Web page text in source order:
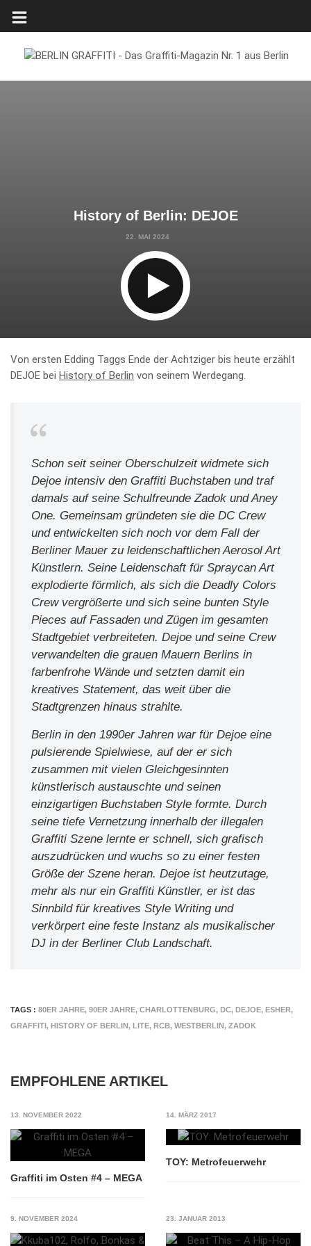
History of Berlin: DEJOE
22. MAI 2024
Von ersten Edding Taggs Ende der Achtziger bis heute erzählt
DEJOE bei History of Berlin von seinem Werdegang.
Schon seit seiner Oberschulzeit widmete sich
Dejoe intensiv den Graffiti Buchstaben und traf
damals auf seine Schulfreunde Zadok und Aney
One. Gemeinsam gründeten sie die DC Crew
und entwickelten sich noch vor dem Fall der
Berliner Mauer zu leidenschaftlichen Aerosol Art
Künstlern. Seine Leidenschaft für Spraycan Art
explodierte förmlich, als sich die Deadly Colors
Crew vergrößerte und sich seine bunten Style
Pieces auf Fassaden und Zügen im gesamten
Stadtgebiet verbreiteten. Dejoe und seine Crew
verwandelten die grauen Mauern Berlins in
farbenfrohe Wände und setzten damit ein
kreatives Statement, das weit über die
Stadtgrenzen hinaus strahlte.
Berlin in den 1990er Jahren war für Dejoe eine
pulsierende Spielwiese, auf der er sich
zusammen mit vielen Gleichgesinnten
künstlerisch austauschte und seinen
einzigartigen Buchstaben Style formte. Durch
seine tiefe Vernetzung innerhalb der illegalen
Graffiti Szene lernte er schnell, sich grafisch
auszudrücken und wuchs so zu einer festen
Größe der Szene heran. Dejoe ist heutzutage,
mehr als nur ein Graffiti Künstler, er ist das
Sinnbild für kreatives Style Writing und
verkörpert eine feste Instanz als musikalischer
DJ in der Berliner Club Landschaft.
TAGS : 80ER JAHRE, 90ER JAHRE, CHARLOTTENBURG, DC, DEJOE, ESHER,
GRAFFITI, HISTORY OF BERLIN, LITE, RCB, WESTBERLIN, ZADOK
EMPFOHLENE ARTIKEL
13. NOVEMBER 2022
Graffiti im Osten #4 – MEGA
14. MÄRZ 2017
TOY: Metrofeuerwehr
9. NOVEMBER 2024 23. JANUAR 2013